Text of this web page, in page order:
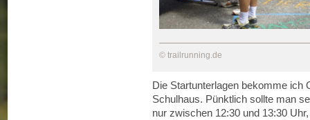
© trailrunning.de
Die Startunterlagen bekomme ich
Schulhaus. Pünktlich sollte man
nur zwischen 12:30 und 13:30